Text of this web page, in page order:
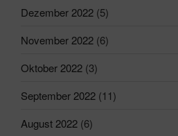
Dezember 2022 (5)
November 2022 (6)
Oktober 2022 (3)
September 2022 (11)
August 2022 (6)